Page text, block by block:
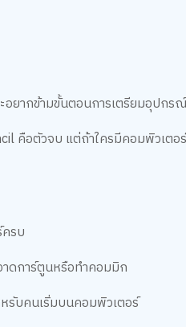
อยากข้ามขั้นตอนการเตรียมอุป
อตัวจบ แต่ถ้าใครมีคอมพิวเตอ
รบ
ดการ์ตูนหรือทำคอมมิก
รับคนเริ่มบนคอมพิวเตอร์